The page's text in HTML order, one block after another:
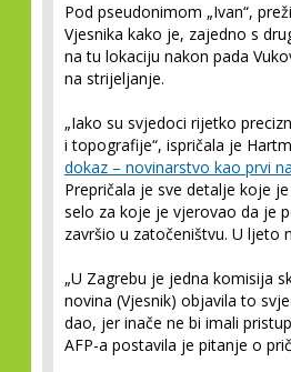
Pod pseudonimom „Ivan“,
Vjesnika kako je, zajedno s
na tu lokaciju nakon pada
na strijeljanje.
„Iako su svjedoci rijetko
i topografije“, ispričala je
dokaz – novinarstvo kao prvi
Prepričala je sve detalje koje
selo za koje je vjerovao da je
završio u zatočeništvu. U ljeto
„U Zagrebu je jedna komisija
novina (Vjesnik) objavila to
dao, jer inače ne bi imali
AFP-a postavila je pitanje o